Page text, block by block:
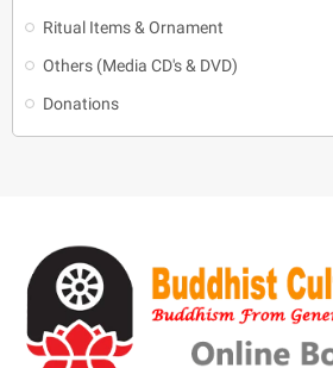
Ritual Items & Ornament
Others (Media CD's & DVD)
Donations